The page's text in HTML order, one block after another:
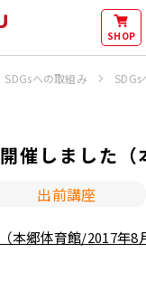
SHOP
SDGsへの取組み
出前講座
催しました（
本郷体育館/2017年8